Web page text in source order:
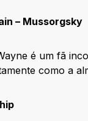
– Mussorgsky
é um fã
como a